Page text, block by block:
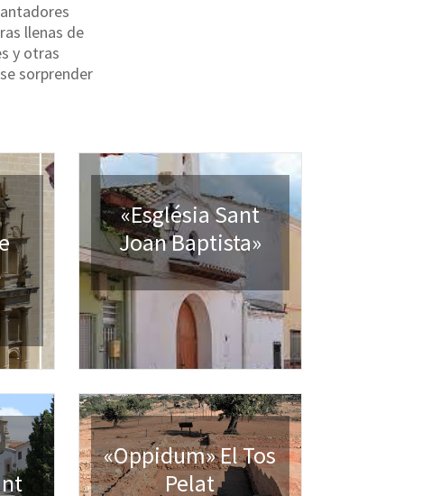
llenas de
y otras
sorprender
«Església Sant
Joan Baptista»
«Oppidum» El Tos
Pelat